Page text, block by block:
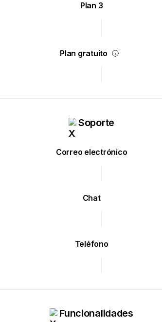
Plan 3
Plan gratuito
Soporte
Correo electrónico
Chat
Teléfono
Funcionalidades